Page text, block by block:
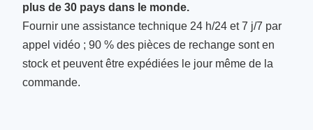
plus de 30 pays dans le monde.
Fournir une assistance technique 24 h/24 et 7 j/7 par
appel vidéo ; 90 % des pièces de rechange sont en
stock et peuvent être expédiées le jour même de la
commande.